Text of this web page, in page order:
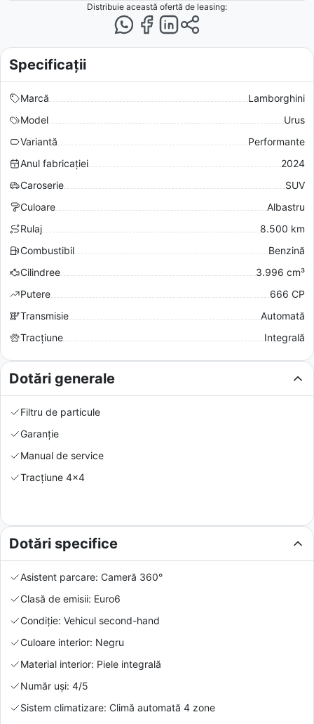
Distribuie această ofertă de leasing:
Specificații
Marcă
Lamborghini
Model
Urus
Variantă
Performante
Anul fabricației
2024
Caroserie
SUV
Culoare
Albastru
Rulaj
8.500 km
Combustibil
Benzină
Cilindree
3.996 cm³
Putere
666 CP
Transmisie
Automată
Tracțiune
Integrală
Dotări generale
Filtru de particule
Garanție
Manual de service
Tracțiune 4x4
Dotări specifice
Asistent parcare: Cameră 360°
Clasă de emisii: Euro6
Condiție: Vehicul second-hand
Culoare interior: Negru
Material interior: Piele integrală
Număr uși: 4/5
Sistem climatizare: Climă automată 4 zone